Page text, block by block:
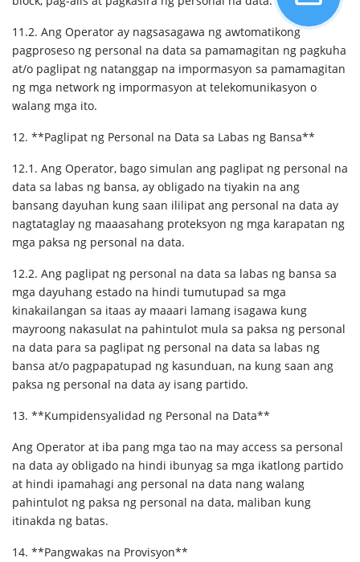
11.2. Ang Operator ay nagsasagawa ng awtomatikong
pagproseso ng personal na data sa pamamagitan ng pagkuha
at/o paglipat ng natanggap na impormasyon sa pamamagitan
ng mga network ng impormasyon at telekomunikasyon o
walang mga ito.
12. **Paglipat ng Personal na Data sa Labas ng Bansa**
12.1. Ang Operator, bago simulan ang paglipat ng personal na
data sa labas ng bansa, ay obligado na tiyakin na ang
bansang dayuhan kung saan ililipat ang personal na data ay
nagtataglay ng maaasahang proteksyon ng mga karapatan ng
mga paksa ng personal na data.
12.2. Ang paglipat ng personal na data sa labas ng bansa sa
mga dayuhang estado na hindi tumutupad sa mga
kinakailangan sa itaas ay maaari lamang isagawa kung
mayroong nakasulat na pahintulot mula sa paksa ng personal
na data para sa paglipat ng personal na data sa labas ng
bansa at/o pagpapatupad ng kasunduan, na kung saan ang
paksa ng personal na data ay isang partido.
13. **Kumpidensyalidad ng Personal na Data**
Ang Operator at iba pang mga tao na may access sa personal
na data ay obligado na hindi ibunyag sa mga ikatlong partido
at hindi ipamahagi ang personal na data nang walang
pahintulot ng paksa ng personal na data, maliban kung
itinakda ng batas.
14. **Pangwakas na Provisyon**